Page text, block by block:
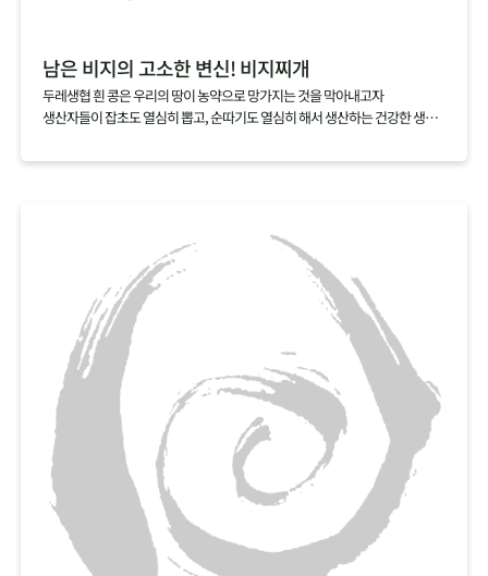
남은 비지의 고소한 변신! 비지찌개
두레생협 흰 콩은 우리의 땅이 농약으로 망가지는 것을 막아내고자
생산자들이 잡초도 열심히 뽑고, 순따기도 열심히 해서 생산하는 건강한 생활